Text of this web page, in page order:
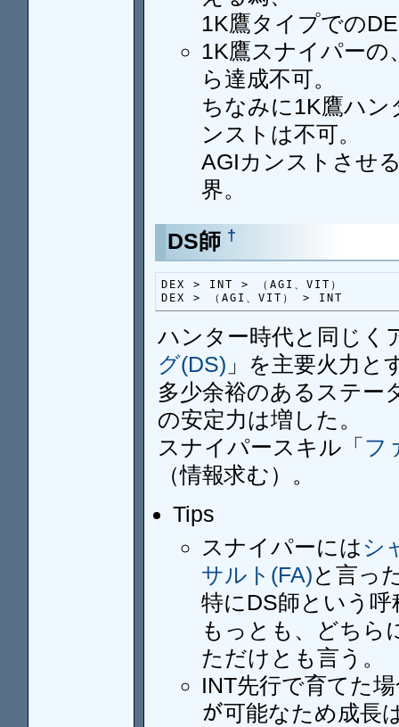
1K鷹タイプでの
1K鷹スナイパー
ら達成不可。
ちなみに1K鷹ハン
ンストは不可。
AGIカンストさせ
界。
DS師 †
DEX > INT > （AGI、VIT）
DEX > （AGI、VIT） > INT
ハンター時代と同じく
グ(DS) 」を主要火力と
多少余裕のあるステー
の安定力は増した。
スナイパースキル「 フ
（情報求む）。
Tips
スナイパーにはシ
サルト(FA)と言っ
特にDS師という
もっとも、どちら
ただけとも言う。
INT先行で育てた
が可能なため成長